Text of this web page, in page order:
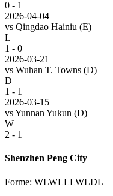
0 - 1
2026-04-04
vs Qingdao Hainiu (E)
L
1 - 0
2026-03-21
vs Wuhan T. Towns (D)
D
1 - 1
2026-03-15
vsYunnan Yukun (D)
W
2 - 1
Shenzhen Peng City
Forme: WLWLLLWLDL